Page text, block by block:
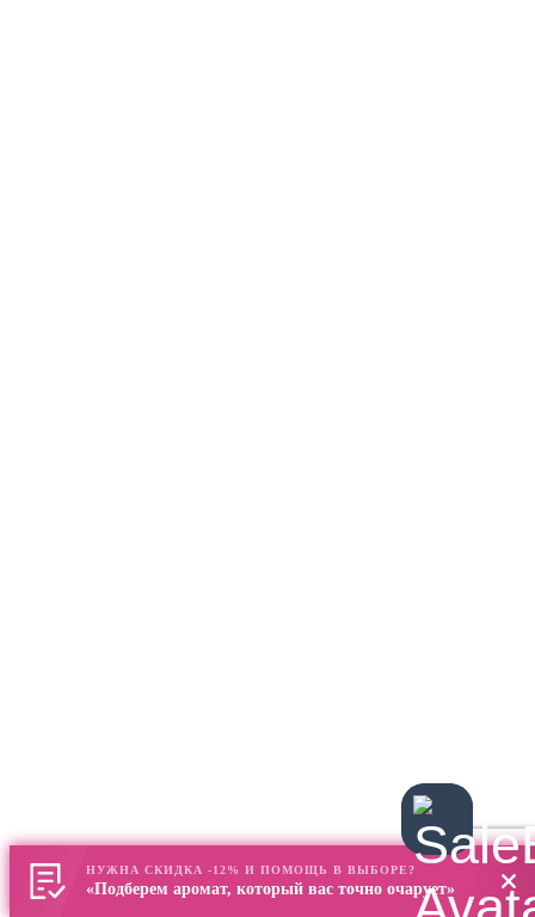
НУЖНА СКИДКА -12% И ПОМОЩЬ В ВЫБОРЕ?
«Подберем аромат, который вас точно очарует»